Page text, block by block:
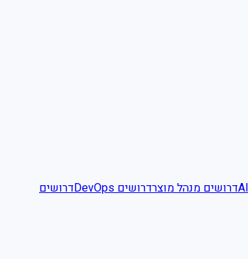
דרושים מנהל מוצרדרושים DevOps
דרושים